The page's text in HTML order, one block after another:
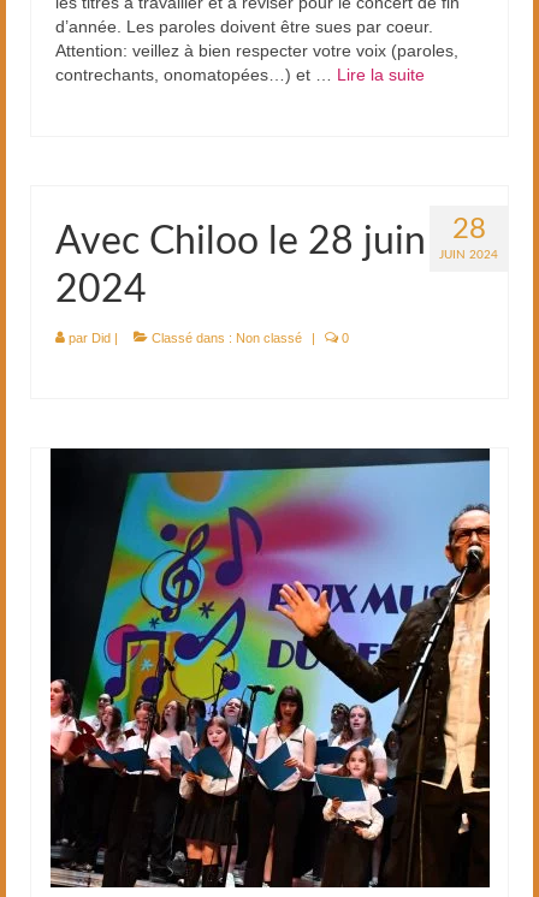
d’année. Les paroles doivent être sues par coeur.
Attention: veillez à bien respecter votre voix (paroles,
contrechants, onomatopées…) et … Lire la suite­­
28
JUIN 2024
Avec Chiloo le 28 juin
2024
par Did | Classé dans : Non classé | 0